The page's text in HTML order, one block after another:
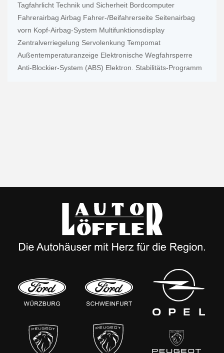
Tagfahrlicht Technik und Sicherheit Bordcomputer
Fahrerairbag Airbag Fahrer-/Beifahrerseite Seitenairbag
vorn Kopf-Airbag-System Multifunktionsdisplay
Zentralverriegelung Servolenkung Tempomat
Außentemperaturanzeige Elektronische Wegfahrsperre
Anti-Blockier-System (ABS) Elektron. Stabilitäts-Programm